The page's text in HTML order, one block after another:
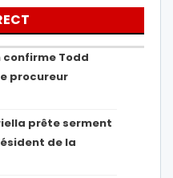
confirme Todd
procureur
prête serment
de la